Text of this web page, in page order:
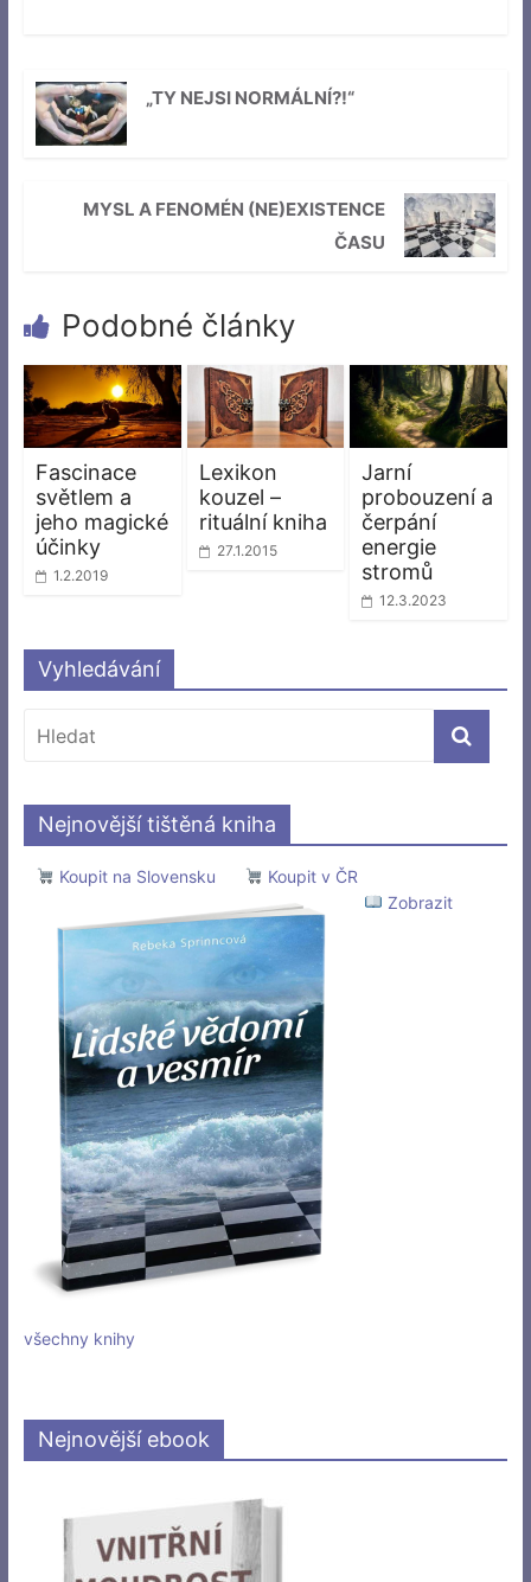
„TY NEJSI NORMÁLNÍ?!“
MYSL A FENOMÉN (NE)EXISTENCE
ČASU
Podobné články
Fascinace
světlem a
jeho magické
účinky
1.2.2019
Lexikon
kouzel –
rituální kniha
27.1.2015
Jarní
probouzení a
čerpání
energie
stromů
12.3.2023
Vyhledávání
Nejnovější tištěná kniha
Koupit na Slovensku
Koupit v ČR
Zobrazit
všechny knihy
Nejnovější ebook